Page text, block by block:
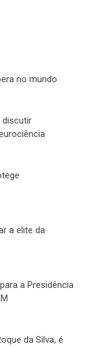
no mundo
discutir
a elite da
a Presidência
da Silva, é